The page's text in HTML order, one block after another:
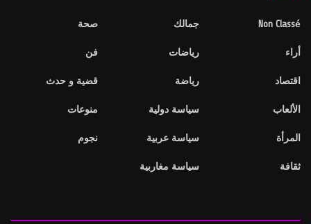
Non Classé
أراء
اقتصاد
الألعاب
المرأة
ثقافة
جمالك
رياضات
رياضة
سياسة دولية
سياسة عربية
سياسة مغاربية
صحة
فن
قضية و حدث
منوعات
نجوم